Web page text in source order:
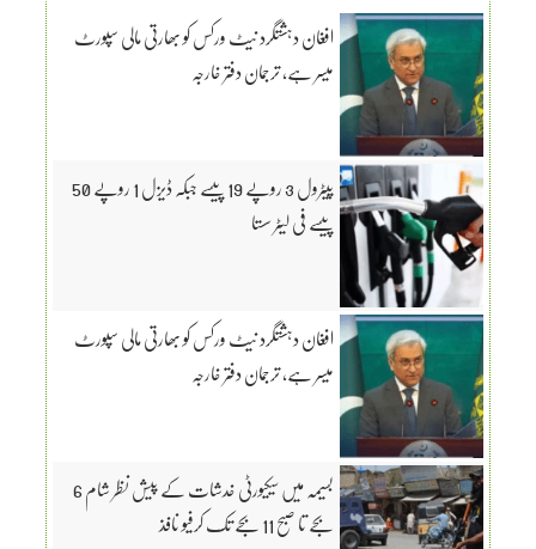
افغان دہشتگرد نیٹ ورکس کو بھارتی مالی سپورٹ
میسر ہے، ترجمان دفتر خارجہ
پیٹرول 3 روپے 19 پیسے جبکہ ڈیزل 1 روپے 50
پیسے فی لیٹر سستا
افغان دہشتگرد نیٹ ورکس کو بھارتی مالی سپورٹ
میسر ہے، ترجمان دفتر خارجہ
بسیمہ میں سیکیورٹی خدشات کے پیش نظر شام 6
بجے تا صبح 11 بجے تک کرفیو نافذ